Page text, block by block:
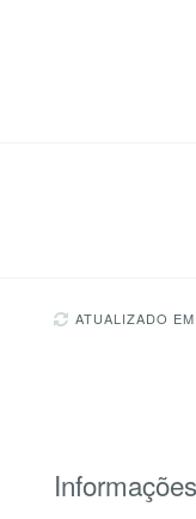
ATUALIZADO